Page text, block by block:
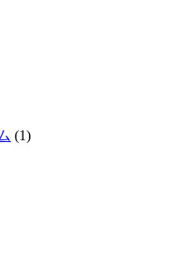
(1)